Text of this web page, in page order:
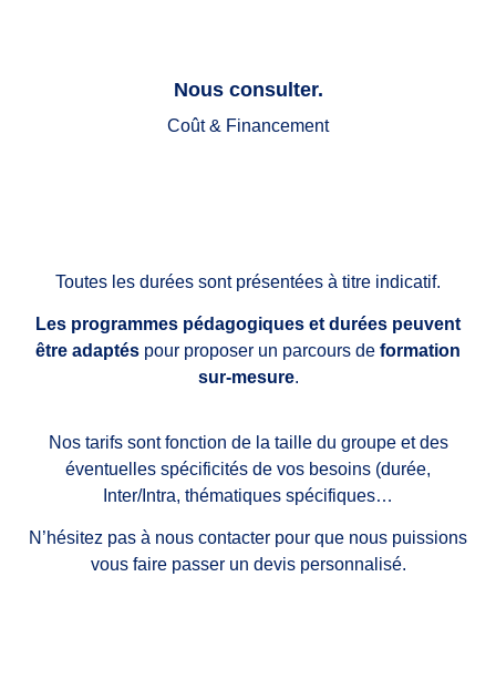
Nous consulter.
Coût & Financement
Toutes les durées sont présentées à titre indicatif.
Les programmes pédagogiques et durées peuvent
être adaptés pour proposer un parcours de formation
sur-mesure.
Nos tarifs sont fonction de la taille du groupe et des
éventuelles spécificités de vos besoins (durée,
Inter/Intra, thématiques spécifiques…
N’hésitez pas à nous contacter pour que nous puissions
vous faire passer un devis personnalisé.